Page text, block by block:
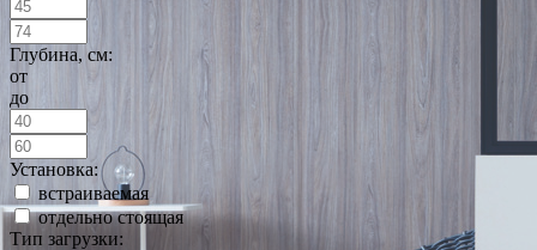
Глубина, см:
от
до
Установка:
встраиваемая
отдельно стоящая
Тип загрузки: